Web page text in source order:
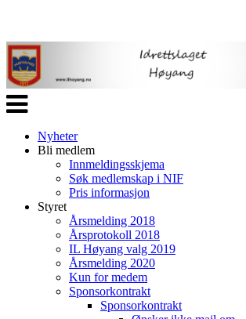
Veksle
navigasjon
Nyheter
Bli medlem
Innmeldingsskjema
Søk medlemskap i NIF
Pris informasjon
Styret
Årsmelding 2018
Årsprotokoll 2018
IL Høyang valg 2019
Årsmelding 2020
Kun for medem
Sponsorkontrakt
Sponsorkontrakt